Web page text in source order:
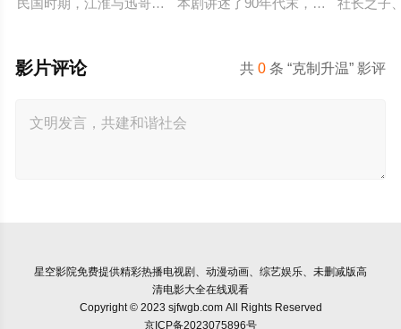
民国时期，江淮与迅哥组成说书班子，偶遇“白天人住屋，晚上
本剧讲述了90年代末，怒河市刑侦支
社长之子
共0 条 “克制升温” 影评
影片评论
星空影院免费提供精彩热播电视剧、动漫动画、综艺娱乐、未删减版高
清电影大全在线观看
Copyright © 2023 sjfwgb.com All Rights Reserved
京ICP备2023075896号